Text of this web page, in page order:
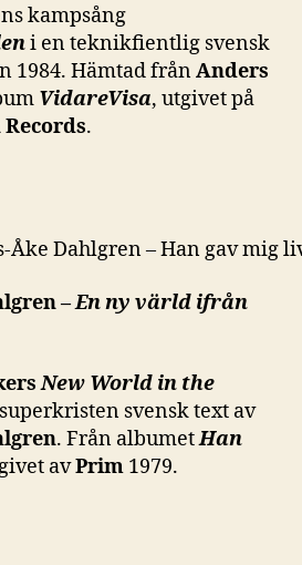
kampsång
i en teknikfientlig svensk
1984. Hämtad frånAnders
VidareVisa, utgivet på
.
–En ny värld ifrån
New World in the
svensk text av
. Från albumetHan
avPrim 1979.